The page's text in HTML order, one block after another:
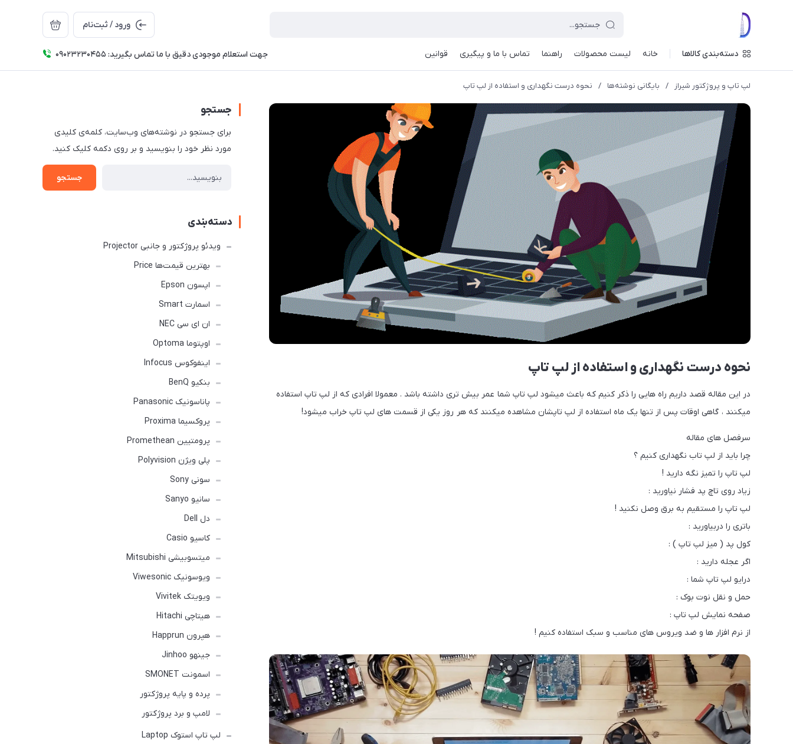
ورود / ثبت‌نام
دسته‌بندی کالاها خانه لیست محصولات راهنما تماس با ما و پیگیری قوانین جهت استعلام موجودی دقیق با ما تماس بگیرید: 09023230455
لپ تاپ و پروژکتور شیراز / بایگانی نوشته‌ها / نحوه درست نگهداری و استفاده از لپ تاپ
نحوه درست نگهداری و استفاده از لپ تاپ
در این مقاله قصد داریم راه هایی را ذکر کنیم که باعث میشود لپ تاپ شما عمر بیش تری داشته باشد . معمولا افرادی که از لپ تاپ استفاده
میکنند ، گاهی اوقات پس از تنها یک ماه استفاده از لپ تاپشان مشاهده میکنند که هر روز یکی از قسمت های لپ تاپ خراب میشود!
سرفصل های مقاله
چرا باید از لپ تاب نگهداری کنیم ؟
لپ تاپ را تمیز نگه دارید !
زیاد روی تاچ پد فشار نیاورید :
لپ تاپ را مستقیم به برق وصل نکنید !
باتری را دربیاورید :
کول پد ( میز لپ تاپ ) :
اگر عجله دارید :
درایو لپ تاپ شما :
حمل و نقل نوت بوک :
صفحه نمایش لپ تاپ :
از نرم افزار ها و ضد ویروس های مناسب و سبک استفاده کنیم !
جستجو
برای جستجو در نوشته‌های وب‌سایت، کلمه‌ی کلیدی
مورد نظر خود را بنویسید و بر روی دکمه کلیک کنید.
جستجو
دسته‌بندی
ویدئو پروژکتور و جانبی Projector
بهترین قیمت‌ها Price
اپسون Epson
اسمارت Smart
ان ای سی NEC
اوپتوما Optoma
اینفوکوس Infocus
بنکیو BenQ
پاناسونیک Panasonic
پروکسیما Proxima
پرومتیین Promethean
پلی ویژن Polyvision
سونی Sony
سانیو Sanyo
دل Dell
کاسیو Casio
میتسوبیشی Mitsubishi
ویوسونیک Viwesonic
ویویتک Vivitek
هیتاچی Hitachi
هپرون Happrun
جینهو Jinhoo
اسمونت SMONET
پرده و پایه پروژکتور
لامپ و برد پروژکتور
لپ تاپ استوک Laptop